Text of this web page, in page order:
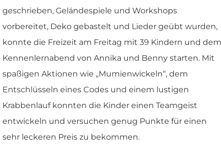
geschrieben, Geländespiele und Workshops
vorbereitet, Deko gebastelt und Lieder geübt wurden,
konnte die Freizeit am Freitag mit 39 Kindern und dem
Kennenlernabend von Annika und Benny starten. Mit
spaßigen Aktionen wie „Mumienwickeln“, dem
Entschlüsseln eines Codes und einem lustigen
Krabbenlauf konnten die Kinder einen Teamgeist
entwickeln und versuchen genug Punkte für einen
sehr leckeren Preis zu bekommen.